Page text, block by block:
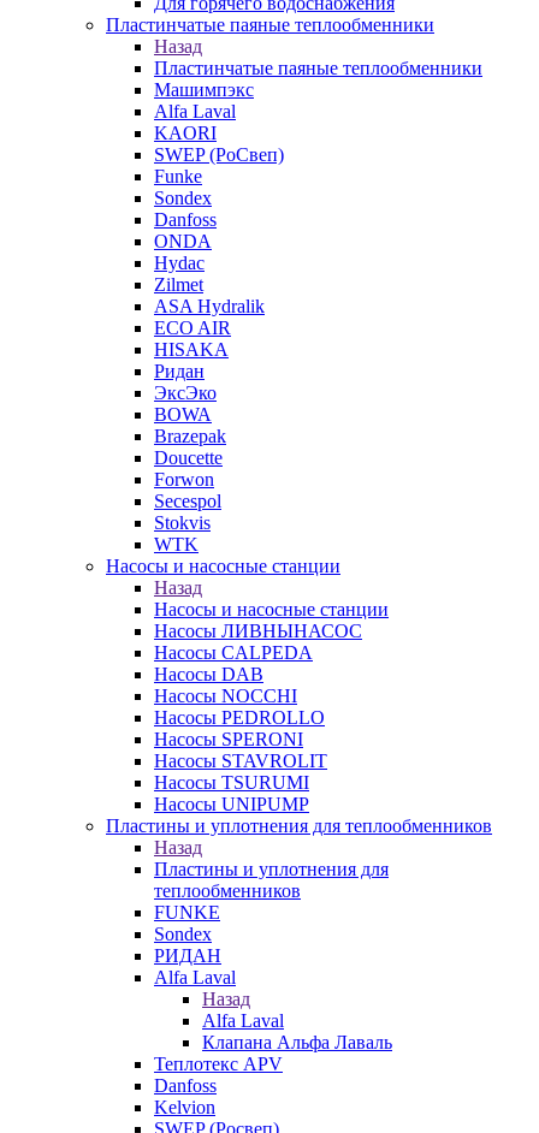
Пластинчатые паяные теплообменники
Назад
Пластинчатые паяные теплообменники
Машимпэкс
Alfa Laval
KAORI
SWEP (РоСвеп)
Funke
Sondex
Danfoss
ONDA
Hydac
Zilmet
ASA Hydralik
ECO AIR
HISAKA
Ридан
ЭксЭко
BOWA
Brazepak
Doucette
Forwon
Secespol
Stokvis
WTK
Насосы и насосные станции
Назад
Насосы и насосные станции
Насосы ЛИВНЫНАСОС
Насосы CALPEDA
Насосы DAB
Насосы NOCCHI
Насосы PEDROLLO
Насосы SPERONI
Насосы STAVROLIT
Насосы TSURUMI
Насосы UNIPUMP
Пластины и уплотнения для теплообменников
Назад
Пластины и уплотнения для
теплообменников
FUNKE
Sondex
РИДАН
Alfa Laval
Назад
Alfa Laval
Клапана Альфа Лаваль
Теплотекс APV
Danfoss
Kelvion
SWEP (Росвеп)